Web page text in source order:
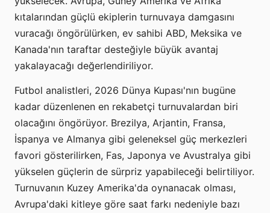
kıtalarından güçlü ekiplerin turnuvaya damgasını
vuracağı öngörülürken, ev sahibi ABD, Meksika ve
Kanada'nın taraftar desteğiyle büyük avantaj
yakalayacağı değerlendiriliyor.
Futbol analistleri, 2026 Dünya Kupası'nın bugüne
kadar düzenlenen en rekabetçi turnuvalardan biri
olacağını öngörüyor. Brezilya, Arjantin, Fransa,
İspanya ve Almanya gibi geleneksel güç merkezleri
favori gösterilirken, Fas, Japonya ve Avustralya gibi
yükselen güçlerin de sürpriz yapabileceği belirtiliyor.
Turnuvanın Kuzey Amerika'da oynanacak olması,
Avrupa'daki kitleye göre saat farkı nedeniyle bazı